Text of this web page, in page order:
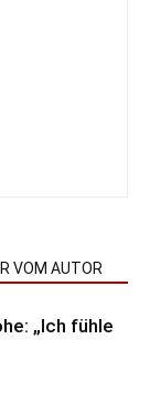
VOM AUTOR
„Ich fühle